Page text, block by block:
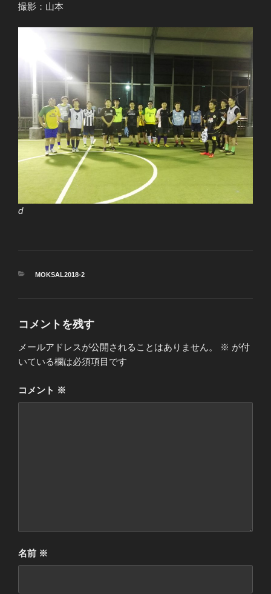
撮影：山本
d
カ
MOKSAL2018-2
コメントを残す
メールアドレスが公開されることはありません。 ※ が付
いている欄は必須項目です
コメント ※
名前 ※